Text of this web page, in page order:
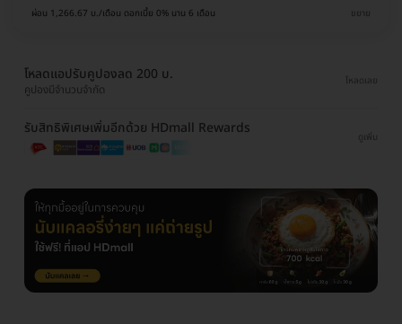
ผ่อน 1,266.67 บ./เดือน ดอกเบี้ย 0% นาน 6 เดือน ขยาย
โหลดแอปรับคูปองลด 200 บ.
คูปองมีจำนวนจำกัด
โหลดเลย
รับสิทธิพิเศษเพิ่มอีกด้วย HDmall Rewards
ดูเพิ่ม